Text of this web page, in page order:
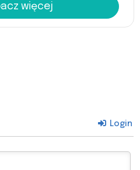
więcej
Login